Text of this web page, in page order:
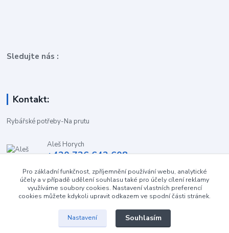
Sledujte nás :
Kontakt:
Rybářské potřeby-Na prutu
Aleš Horych
+420 736 642 608
obchod-naprutu@seznam.cz
Pro základní funkčnost, zpříjemnění používání webu, analytické
účely a v případě udělení souhlasu také pro účely cílení reklamy
využíváme soubory cookies. Nastavení vlastních preferencí
cookies můžete kdykoli upravit odkazem ve spodní části stránek.
Nastavení Souhlasím